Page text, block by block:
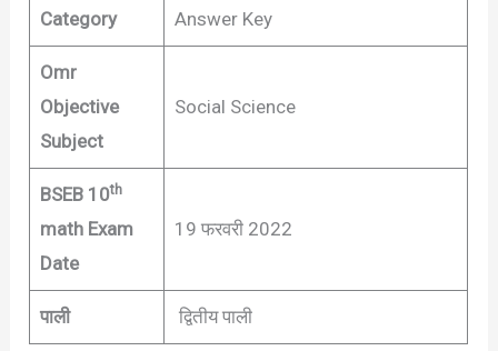
Category Answer Key
Omr
Objective
Subject
Social Science
BSEB 10th
math Exam
Date
19 फरवरी 2022
पाली द्वितीय पाली